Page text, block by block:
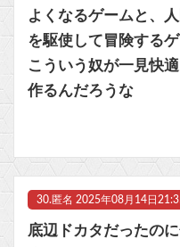
よくなるゲームと、
を駆使して冒険する
こういう奴が一見快
作るんだろうな
30. 匿名 2025年08月14日
底辺ドカタだったの